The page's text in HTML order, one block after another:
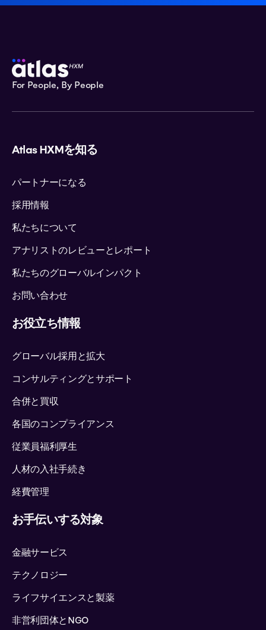
For People, By People
Atlas HXMを知る
パートナーになる
採用情報
私たちについて
アナリストのレビューとレポート
私たちのグローバルインパクト
お問い合わせ
お役立ち情報
グローバル採用と拡大
コンサルティングとサポート
合併と買収
各国のコンプライアンス
従業員福利厚生
人材の入社手続き
経費管理
お手伝いする対象
金融サービス
テクノロジー
ライフサイエンスと製薬
非営利団体とNGO